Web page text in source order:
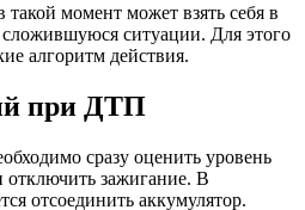
момент может взять себя в
ситуации. Для этого
алгоритм действия.
при ДТП
сразу оценить уровень
отключить зажигание. В
отсоединить аккумулятор.